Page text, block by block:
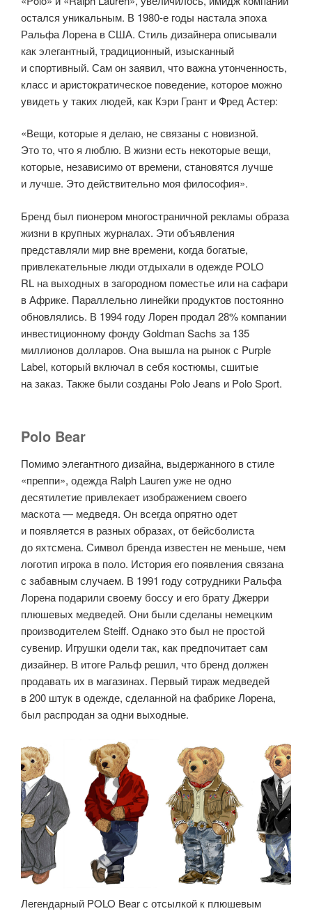
остался уникальным. В 1980-е годы настала эпоха
Ральфа Лорена в США. Стиль дизайнера описывали
как элегантный, традиционный, изысканный
и спортивный. Сам он заявил, что важна утонченность,
класс и аристократическое поведение, которое можно
увидеть у таких людей, как Кэри Грант и Фред Астер:
«Вещи, которые я делаю, не связаны с новизной.
Это то, что я люблю. В жизни есть некоторые вещи,
которые, независимо от времени, становятся лучше
и лучше. Это действительно моя философия».
Бренд был пионером многостраничной рекламы образа
жизни в крупных журналах. Эти объявления
представляли мир вне времени, когда богатые,
привлекательные люди отдыхали в одежде POLO
RL на выходных в загородном поместье или на сафари
в Африке. Параллельно линейки продуктов постоянно
обновлялись. В 1994 году Лорен продал 28% компании
инвестиционному фонду Goldman Sachs за 135
миллионов долларов. Она вышла на рынок с Purple
Label, который включал в себя костюмы, сшитые
на заказ. Также были созданы Polo Jeans и Polo Sport.
Polo Bear
Помимо элегантного дизайна, выдержанного в стиле
«преппи», одежда Ralph Lauren уже не одно
десятилетие привлекает изображением своего
маскота — медведя. Он всегда опрятно одет
и появляется в разных образах, от бейсболиста
до яхтсмена. Символ бренда известен не меньше, чем
логотип игрока в поло. История его появления связана
с забавным случаем. В 1991 году сотрудники Ральфа
Лорена подарили своему боссу и его брату Джерри
плюшевых медведей. Они были сделаны немецким
производителем Steiff. Однако это был не простой
сувенир. Игрушки одели так, как предпочитает сам
дизайнер. В итоге Ральф решил, что бренд должен
продавать их в магазинах. Первый тираж медведей
в 200 штук в одежде, сделанной на фабрике Лорена,
был распродан за одни выходные.
Легендарный POLO Bear с отсылкой к плюшевым